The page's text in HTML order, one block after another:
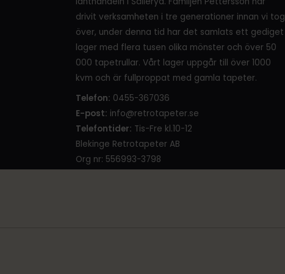
drivit verksamheten i tre generationer innan vi tog
över, under denna tid har det samlats ett gediget
lager med flera tusen olika mönster och över 50
000 tapetrullar. Vårt lager uppgår till över 1000
kvm och är fullproppat med gamla tapeter.
Telefon: 0455-367036
E-post: info@retrotapeter.se
Telefontider: Tis-Fre kl.10-12
Blekinge Retrotapeter AB
Org nr: 556993-3798